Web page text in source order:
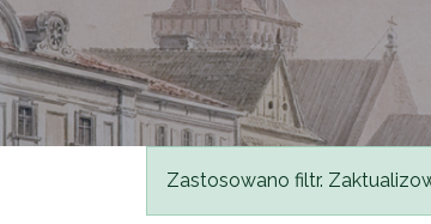
Komunikat
Zastosowano filtr.